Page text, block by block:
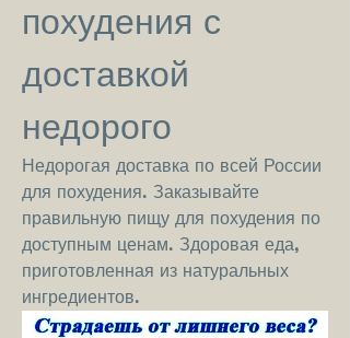
похудения с
доставкой
недорого
Недорогая доставка по всей России
для похудения. Заказывайте
правильную пищу для похудения по
доступным ценам. Здоровая еда,
приготовленная из натуральных
ингредиентов.